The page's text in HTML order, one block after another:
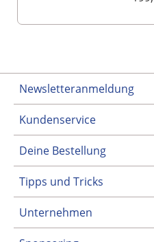
Newsletteranmeldung
Kundenservice
Deine Bestellung
Tipps und Tricks
Unternehmen